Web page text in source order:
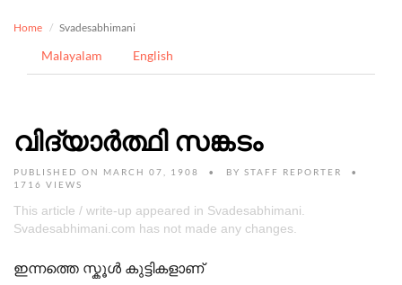
Home Svadesabhimani
Malayalam English
വിദ്യാർത്ഥി സങ്കടം
PUBLISHED ON MARCH 07, 1908 BY STAFF REPORTER
1716 VIEWS
This article / write-up appeared in Svadesabhimani.
Svadesabhimani.com has not made any changes.
ഇന്നത്തെ സ്കൂൾ കുട്ടികളാണ്